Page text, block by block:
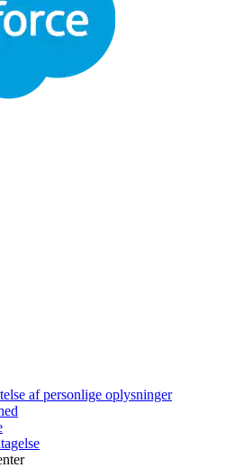
af personlige oplysninger